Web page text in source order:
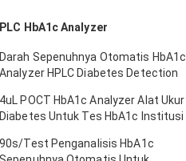
HbA1c Analyzer
Darah Sepenuhnya Otomatis HbA1c
Analyzer HPLC Diabetes Detection
4uL POCT HbA1c Analyzer Alat Ukur
Diabetes Untuk Tes HbA1c Institusi
90s/Test Penganalisis HbA1c